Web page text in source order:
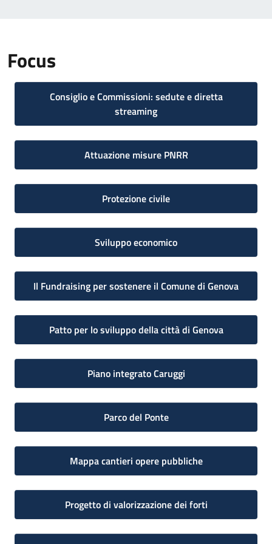
Focus
Consiglio e Commissioni: sedute e diretta
streaming
Attuazione misure PNRR
Protezione civile
Sviluppo economico
Il Fundraising per sostenere il Comune di Genova
Patto per lo sviluppo della città di Genova
Piano integrato Caruggi
Parco del Ponte
Mappa cantieri opere pubbliche
Progetto di valorizzazione dei forti